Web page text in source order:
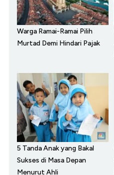
Warga Ramai-Ramai Pilih
Murtad Demi Hindari Pajak
5 Tanda Anak yang Bakal
Sukses di Masa Depan
Menurut Ahli